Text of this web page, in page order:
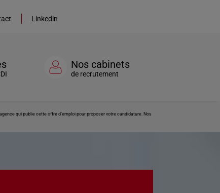
Linkedin
Nos cabinets
de recrutement
qui publie cette offre d’emploi pour proposer votre candidature. Nos